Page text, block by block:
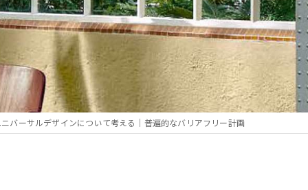
バーサルデザインについて考える｜普遍的なバリアフリー計画